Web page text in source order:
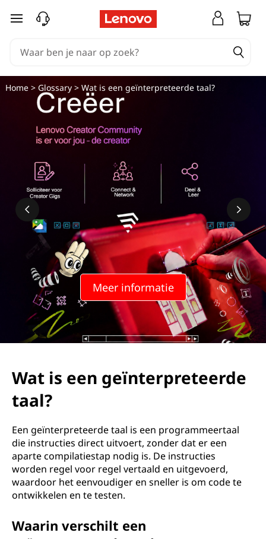
Ga naar de hoofdinhoud
Meer informatie
Home> Glossary> Wat is een geïnterpreteerde taal?
Wat is een geïnterpreteerde
taal?
Een geïnterpreteerde taal is een programmeertaal
die instructies direct uitvoert, zonder dat er een
aparte compilatiestap nodig is. De instructies
worden regel voor regel vertaald en uitgevoerd,
waardoor het eenvoudiger en sneller is om code te
ontwikkelen en te testen.
Waarin verschilt een